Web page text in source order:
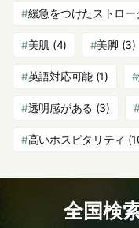
緩急をつけたストロー
美肌 (4) 美脚 (3)
英語対応可能(1)
透明感がある (3)
高いホスピタリティ
全国検